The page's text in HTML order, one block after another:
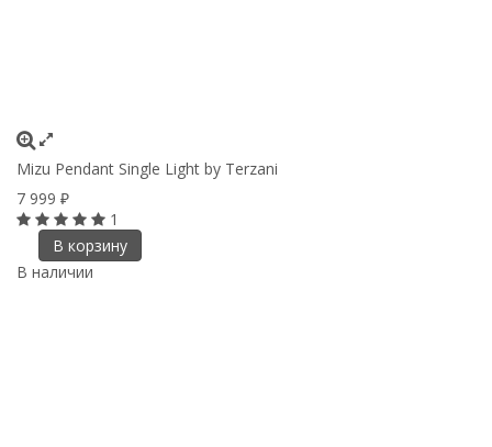
Mizu Pendant Single Light by Terzani
7 999 ₽
1
В корзину
В наличии